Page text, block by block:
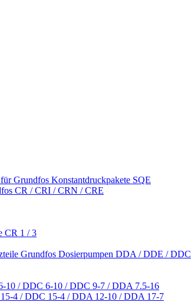
Grundfos Konstantdruckpakete SQE
CR / CRI / CRN / CRE
CR 1 / 3
Grundfos Dosierpumpen DDA / DDE / DDC
10 / DDC 6-10 / DDC 9-7 / DDA 7.5-16
4 / DDC 15-4 / DDA 12-10 / DDA 17-7